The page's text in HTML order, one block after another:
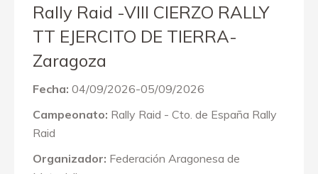
Rally Raid -VIII CIERZO RALLY
TT EJERCITO DE TIERRA-
Zaragoza
Fecha: 04/09/2026-05/09/2026
Campeonato: Rally Raid - Cto. de España Rally
Raid
Organizador: Federación Aragonesa de